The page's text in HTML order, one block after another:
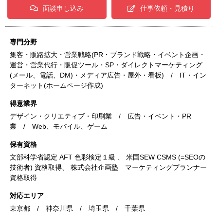
面談申し込み 仕事依頼・見積り
専門分野
集客・販路拡大・営業戦略(PR・ブランド戦略・イベント企画・
運営・営業代行・販促ツール・SP・ダイレクトマーケティング
(メール、電話、DM)・メディア広告・屋外・看板) / IT・イン
ターネット(ホームページ作成)
得意業界
デザイン・クリエティブ・印刷業 / 広告・イベント・PR
業 / Web、モバイル、ゲーム
保有資格
文部科学省認定 AFT 色彩検定１級 、 米国SEW CSMS (=SEOの
技術者) 資格取得、 株式会社企画塾 マーケティングプランナー
資格取得
対応エリア
東京都 / 神奈川県 / 埼玉県 / 千葉県